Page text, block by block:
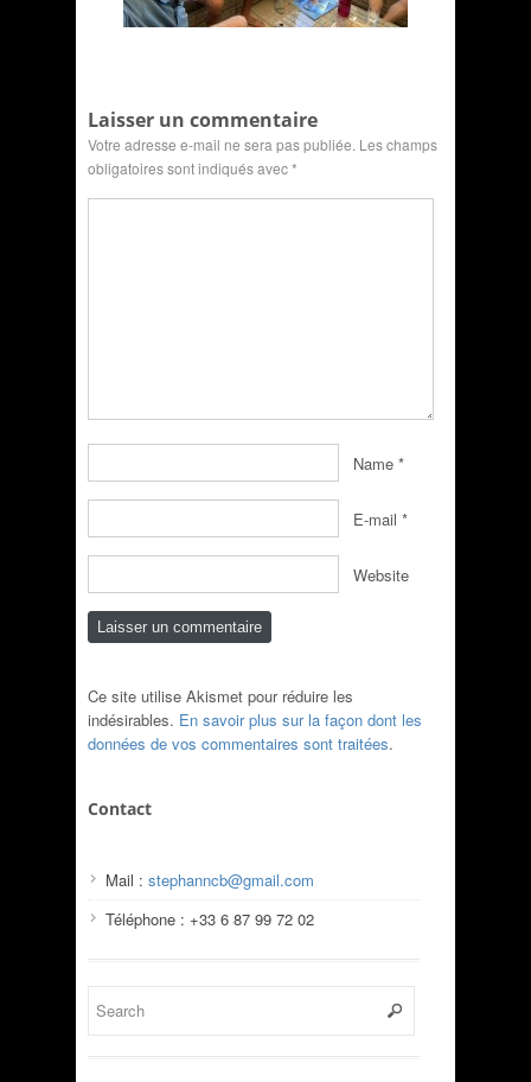
Laisser un commentaire
Votre adresse e-mail ne sera pas publiée. Les champs
obligatoires sont indiqués avec*
Name *
E-mail *
Website
Ce site utilise Akismet pour réduire les
indésirables. En savoir plus sur la façon dont les
données de vos commentaires sont traitées.
Contact
Mail : stephanncb@gmail.com
Téléphone : +33 6 87 99 72 02